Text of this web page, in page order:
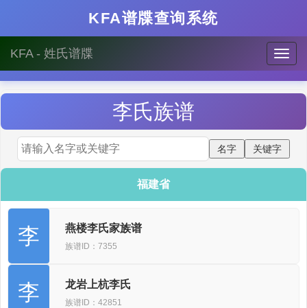
KFA谱牒查询系统
KFA - 姓氏谱牒
李氏族谱
福建省
李 燕楼李氏家族谱
族谱ID：7355
李 龙岩上杭李氏
族谱ID：42851